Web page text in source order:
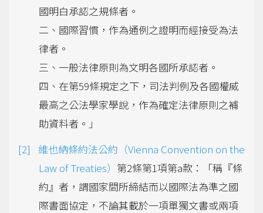
國明白承認之規條者。
二、國際習慣，作為通例之證明而經接受為法
律者。
三、一般法律原則為文明各國所承認者。
四、在第59條規定之下，司法判例及各國權威
最高之公法學家學說，作為確定法律原則之補
助資料者。」
維也納條約法公約（Vienna Convention on the
Law of Treaties） 第2條第1項第a款：「稱『條
約』者，謂國家間所締結而以國際法為準之國
際書面協定，不論其載於一項單獨文書或兩項